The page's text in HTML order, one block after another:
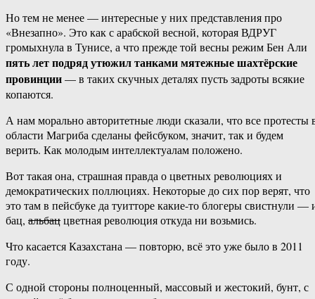
Но тем не менее — интересные у них представления про
«Внезапно». Это как с арабской весной, которая ВДРУГ
громыхнула в Тунисе, а что прежде той весны режим Бен Али
пять лет подряд утюжил танками мятежные шахтёрские
провинции— в таких скучных деталях пусть задроты всякие
копаются.
А нам морально авторитетные люди сказали, что все протесты
области Магриба сделаны фейсбуком, значит, так и будем
верить. Как молодым интеллектуалам положено.
Вот такая она, страшная правда о цветных революциях и
демократических поллюциях. Некоторые до сих пор верят, что
это там в пейсбуке да туитторе какие-то блогеры свистнули —
бац, альбаццветная революция откуда ни возьмись.
Что касается Казахстана — повторю, всё это уже было в 2011
году.
С одной стороны полноценный, массовый и жестокий, бунт, с